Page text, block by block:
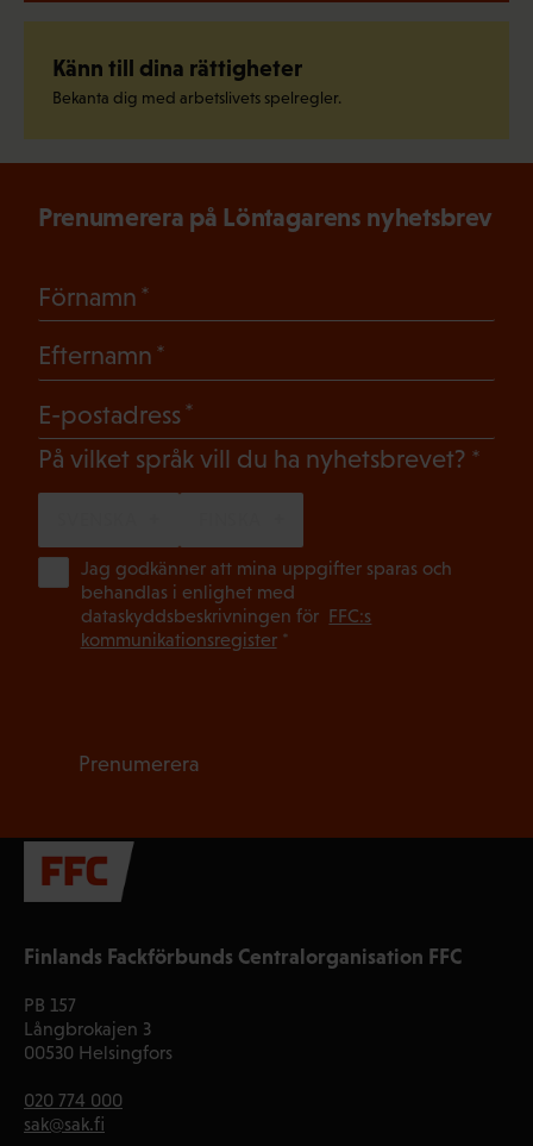
Känn till dina rättigheter
Bekanta dig med arbetslivets spelregler.
Finlands Fackförbunds Centralorganisation FFC
PB 157
Långbrokajen 3
00530 Helsingfors
020 774 000
sak@sak.fi
Prenumerera på Löntagarens nyhetsbrev
Förnamn
Efternamn
E-postadress
På vilket språk vill du ha nyhetsbrevet?
Jag godkänner att mina uppgifter sparas och
behandlas i enlighet med
dataskyddsbeskrivningen för FFC:s
kommunikationsregister*
Prenumerera